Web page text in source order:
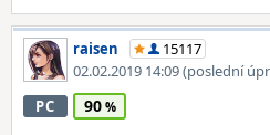
raisen
15117
02.02.2019 14:09(poslední
PC 90